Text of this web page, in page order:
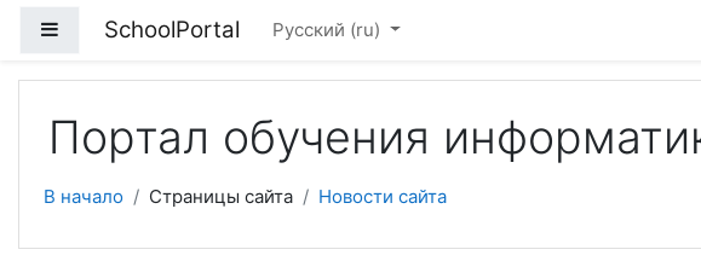
Боковая панель
SchoolPortal Русский ‎(ru)‎
Портал обучения
В начало Страницы сайта Новости сайта